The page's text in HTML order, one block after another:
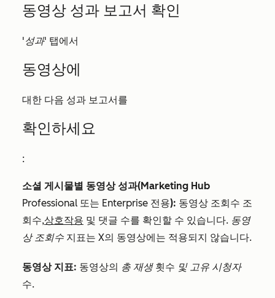
동영상 성과 보고서 확인
'성과' 탭에서
동영상에
대한 다음 성과 보고서를
확인하세요
:
소셜 게시물별 동영상 성과(Marketing Hub
Professional 또는 Enterprise 전용): 동영상 조회수 조
회수,상호작용 및 댓글 수를 확인할 수 있습니다. 동영
상 조회수지표는 X의 동영상에는 적용되지 않습니다.
동영상 지표: 동영상의 총 재생 횟수 및 고유 시청자
수.